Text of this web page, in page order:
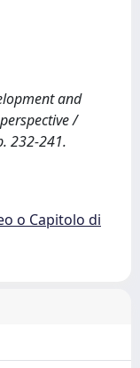
and
/
232-241.
o Capitolo di